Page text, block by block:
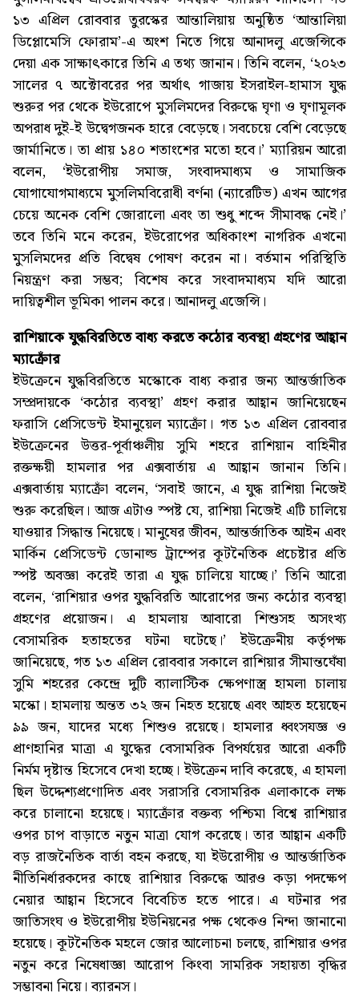
১৩ এপ্রিল রোববার তুরস্কের আন্তালিয়ায় অনুষ্ঠিত ‘আন্তালিয়া
ডিপ্লোমেসি ফোরাম’-এ অংশ নিতে গিয়ে আনাদলু এজেন্সিকে
দেয়া এক সাক্ষাৎকারে তিনি এ তথ্য জানান। তিনি বলেন, ‘২০২৩
সালের ৭ অক্টোবরের পর অর্থাৎ গাজায় ইসরাইল-হামাস যুদ্ধ
শুরুর পর থেকে ইউরোপে মুসলিমদের বিরুদ্ধে ঘৃণা ও ঘৃণামূলক
অপরাধ দুই-ই উদ্বেগজনক হারে বেড়েছে। সবচেয়ে বেশি বেড়েছে
জার্মানিতে। তা প্রায় ১৪০ শতাংশের মতো হবে।’ ম্যারিয়ন আরো
বলেন, ‘ইউরোপীয় সমাজ, সংবাদমাধ্যম ও সামাজিক
যোগাযোগমাধ্যমে মুসলিমবিরোধী বর্ণনা (ন্যারেটিভ) এখন আগের
চেয়ে অনেক বেশি জোরালো এবং তা শুধু শব্দে সীমাবদ্ধ নেই।’
তবে তিনি মনে করেন, ইউরোপের অধিকাংশ নাগরিক এখনো
মুসলিমদের প্রতি বিদ্বেষ পোষণ করেন না। বর্তমান পরিস্থিতি
নিয়ন্ত্রণ করা সম্ভব; বিশেষ করে সংবাদমাধ্যম যদি আরো
দায়িত্বশীল ভূমিকা পালন করে। আনাদলু এজেন্সি।
রাশিয়াকে যুদ্ধবিরতিতে বাধ্য করতে কঠোর ব্যবস্থা গ্রহণের আহ্বান
ম্যাক্রোঁর
ইউক্রেনে যুদ্ধবিরতিতে মস্কোকে বাধ্য করার জন্য আন্তর্জাতিক
সম্প্রদায়কে ‘কঠোর ব্যবস্থা’ গ্রহণ করার আহ্বান জানিয়েছেন
ফরাসি প্রেসিডেন্ট ইমানুয়েল ম্যাক্রোঁ। গত ১৩ এপ্রিল রোববার
ইউক্রেনের উত্তর-পূর্বাঞ্চলীয় সুমি শহরে রাশিয়ান বাহিনীর
রক্তক্ষয়ী হামলার পর এক্সবার্তায় এ আহ্বান জানান তিনি।
এক্সবার্তায় ম্যাক্রোঁ বলেন, ‘সবাই জানে, এ যুদ্ধ রাশিয়া নিজেই
শুরু করেছিল। আজ এটাও স্পষ্ট যে, রাশিয়া নিজেই এটি চালিয়ে
যাওয়ার সিদ্ধান্ত নিয়েছে। মানুষের জীবন, আন্তর্জাতিক আইন এবং
মার্কিন প্রেসিডেন্ট ডোনাল্ড ট্রাম্পের কূটনৈতিক প্রচেষ্টার প্রতি
স্পষ্ট অবজ্ঞা করেই তারা এ যুদ্ধ চালিয়ে যাচ্ছে।’ তিনি আরো
বলেন, ‘রাশিয়ার ওপর যুদ্ধবিরতি আরোপের জন্য কঠোর ব্যবস্থা
গ্রহণের প্রয়োজন। এ হামলায় আবারো শিশুসহ অসংখ্য
বেসামরিক হতাহতের ঘটনা ঘটেছে।’ ইউক্রেনীয় কর্তৃপক্ষ
জানিয়েছে, গত ১৩ এপ্রিল রোববার সকালে রাশিয়ার সীমান্তঘেঁষা
সুমি শহরের কেন্দ্রে দুটি ব্যালাস্টিক ক্ষেপণাস্ত্র হামলা চালায়
মস্কো। হামলায় অন্তত ৩২ জন নিহত হয়েছে এবং আহত হয়েছেন
৯৯ জন, যাদের মধ্যে শিশুও রয়েছে। হামলার ধ্বংসযজ্ঞ ও
প্রাণহানির মাত্রা এ যুদ্ধের বেসামরিক বিপর্যয়ের আরো একটি
নির্মম দৃষ্টান্ত হিসেবে দেখা হচ্ছে। ইউক্রেন দাবি করেছে, এ হামলা
ছিল উদ্দেশ্যপ্রণোদিত এবং সরাসরি বেসামরিক এলাকাকে লক্ষ
করে চালানো হয়েছে। ম্যাক্রোঁর বক্তব্য পশ্চিমা বিশ্বে রাশিয়ার
ওপর চাপ বাড়াতে নতুন মাত্রা যোগ করেছে। তার আহ্বান একটি
বড় রাজনৈতিক বার্তা বহন করছে, যা ইউরোপীয় ও আন্তর্জাতিক
নীতিনির্ধারকদের কাছে রাশিয়ার বিরুদ্ধে আরও কড়া পদক্ষেপ
নেয়ার আহ্বান হিসেবে বিবেচিত হতে পারে। এ ঘটনার পর
জাতিসংঘ ও ইউরোপীয় ইউনিয়নের পক্ষ থেকেও নিন্দা জানানো
হয়েছে। কূটনৈতিক মহলে জোর আলোচনা চলছে, রাশিয়ার ওপর
নতুন করে নিষেধাজ্ঞা আরোপ কিংবা সামরিক সহায়তা বৃদ্ধির
সম্ভাবনা নিয়ে। ব্যারনস।